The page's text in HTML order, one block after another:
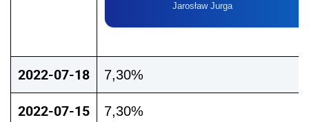
Jarosław Jurga
2022-07-18 7,30%
2022-07-15 7,30%